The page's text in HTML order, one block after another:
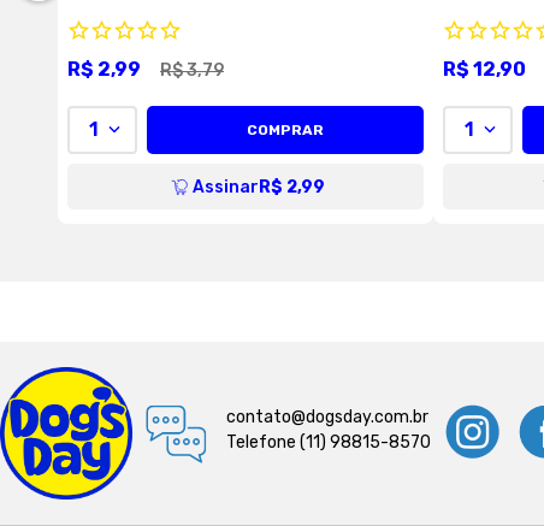
R$3,79
R$ 2,99
1 COMPRAR
Assinar R$ 2,99
R$ 12,90
1
contato@dogsday.com.br
Telefone (11) 98815-8570